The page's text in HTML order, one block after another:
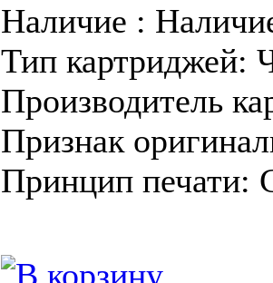
Наличие :
Тип картриджей:
Производитель
Признак
Принцип печати: